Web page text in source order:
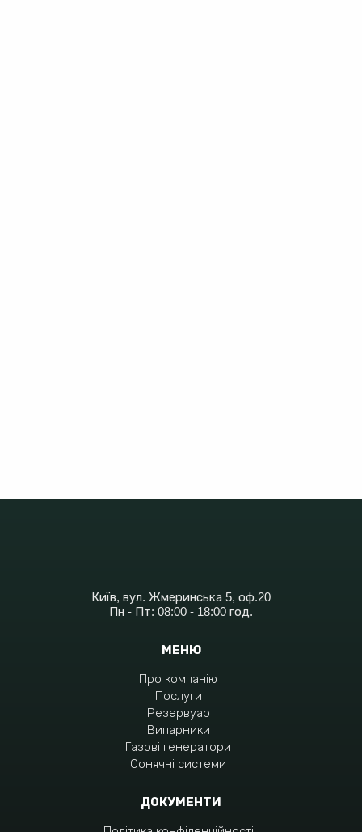
Київ, вул. Жмеринська 5, оф.20
Пн - Пт: 08:00 - 18:00 год.
МЕНЮ
Про компанію
Послуги
Резервуар
Випарники
Газові генератори
Сонячні системи
ДОКУМЕНТИ